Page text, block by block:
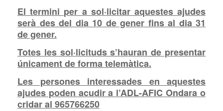
El termini per a sol·licitar aquestes ajudes
serà des del dia 10 de gener fins al dia 31
de gener.
Totes les sol·licituds s’hauran de presentar
únicament de forma telemàtica.
Les persones interessades en aquestes
ajudes poden acudir a l’ADL-AFIC Ondara o
cridar al 965766250